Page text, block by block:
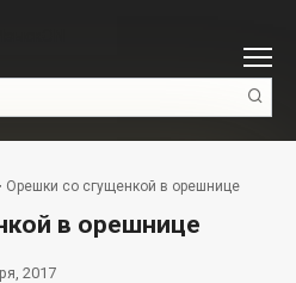
Орешки со сгущенкой в орешнице
в орешнице
2017